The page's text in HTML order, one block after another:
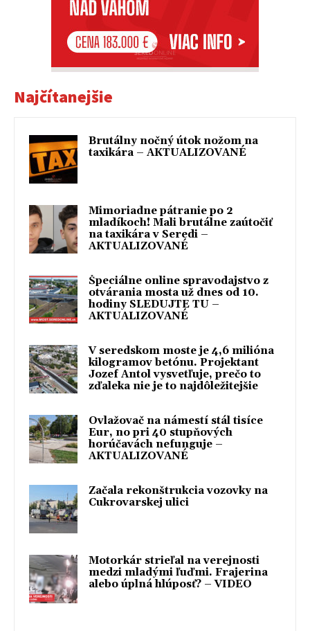
Najčítanejšie
Brutálny nočný útok nožom na
taxikára – AKTUALIZOVANÉ
Mimoriadne pátranie po 2
mladíkoch! Mali brutálne zaútočiť
na taxikára v Seredi –
AKTUALIZOVANÉ
Špeciálne online spravodajstvo z
otvárania mosta už dnes od 10.
hodiny SLEDUJTE TU –
AKTUALIZOVANÉ
V seredskom moste je 4,6 milióna
kilogramov betónu. Projektant
Jozef Antol vysvetľuje, prečo to
zďaleka nie je to najdôležitejšie
Ovlažovač na námestí stál tisíce
Eur, no pri 40 stupňových
horúčavách nefunguje –
AKTUALIZOVANÉ
Začala rekonštrukcia vozovky na
Cukrovarskej ulici
Motorkár strieľal na verejnosti
medzi mladými ľuďmi. Frajerina
alebo úplná hlúposť? – VIDEO